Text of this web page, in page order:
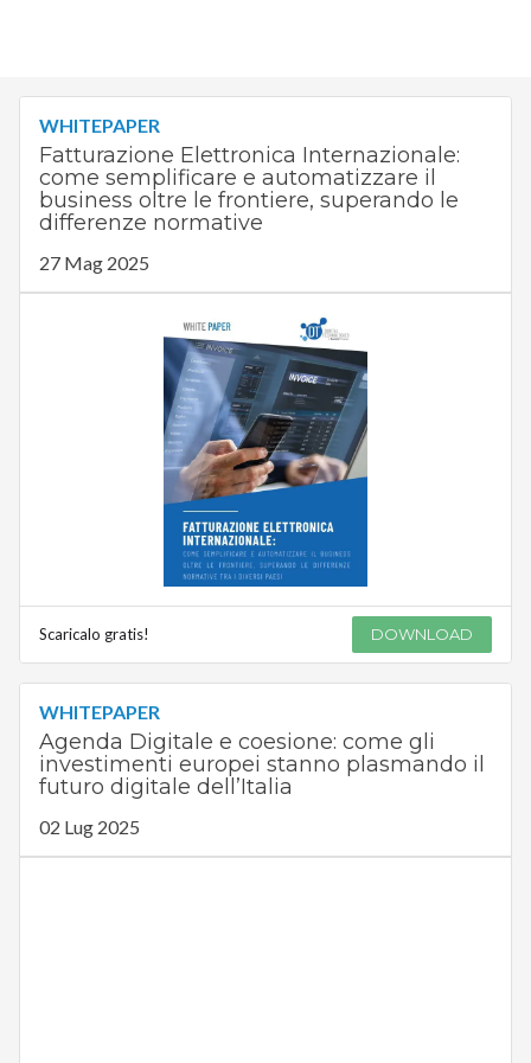
WHITEPAPER
Fatturazione Elettronica Internazionale:
come semplificare e automatizzare il
business oltre le frontiere, superando le
differenze normative
27 Mag 2025
Scaricalo gratis! DOWNLOAD
WHITEPAPER
Agenda Digitale e coesione: come gli
investimenti europei stanno plasmando il
futuro digitale dell’Italia
02 Lug 2025